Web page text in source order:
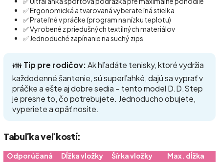
✅ Ergonomická a tvarovaná vyberateľná stielka
✅ Prateľné v práčke (program na nízku teplotu)
✅ Vyrobené z priedušných textilných materiálov
✅ Jednoduché zapínanie na suchý zips
👪Tip pre rodičov:Ak hľadáte tenisky, ktoré vydržia
každodenné šantenie, sú superľahké, dajú sa vyprať v
práčke a ešte aj dobre sedia – tento model D.D.Step
je presne to, čo potrebujete. Jednoducho obujete,
vyperiete a opäť nosíte.
Tabuľka veľkostí:
Odporúčaná
Dĺžka vložky
Šírka vložky
Max. dĺžka